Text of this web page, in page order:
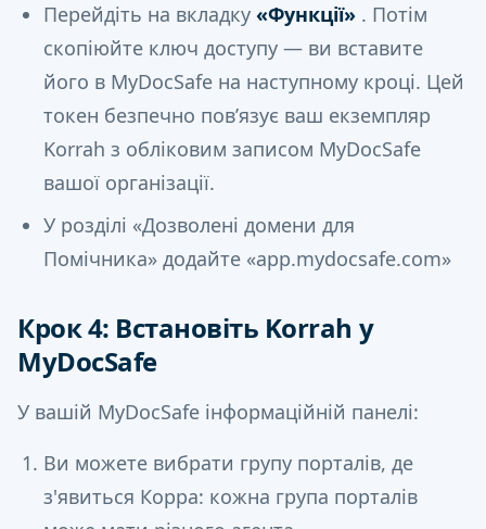
Перейдіть на вкладку «Функції» . Потім
скопіюйте ключ доступу — ви вставите
його в MyDocSafe на наступному кроці. Цей
токен безпечно пов’язує ваш екземпляр
Korrah з обліковим записом MyDocSafe
вашої організації.
У розділі «Дозволені домени для
Помічника» додайте «app.mydocsafe.com»
Крок 4: Встановіть Korrah у
MyDocSafe
У вашій MyDocSafe інформаційній панелі:
Ви можете вибрати групу порталів, де
з'явиться Корра: кожна група порталів